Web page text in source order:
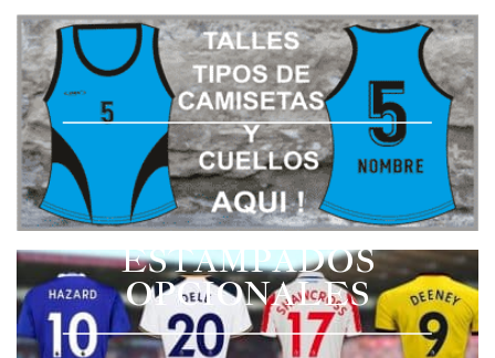
ESTAMPADOS
OPCIONALES